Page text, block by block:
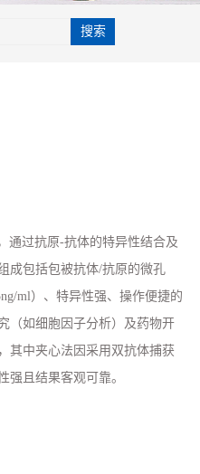
搜索
通过抗原-抗体的特异性结合及
成包括包被抗体/抗原的微孔
ml）、特异性强、操作便捷的
（如细胞因子分析）及药物开
其中夹心法因采用双抗体捕获
强且结果客观可靠。